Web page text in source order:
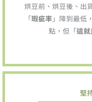
烘豆前、烘豆後、出
「瑕疵率 」降到最低，
點，但「這
堅